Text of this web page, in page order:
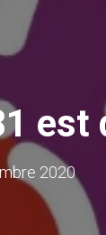
est
2020